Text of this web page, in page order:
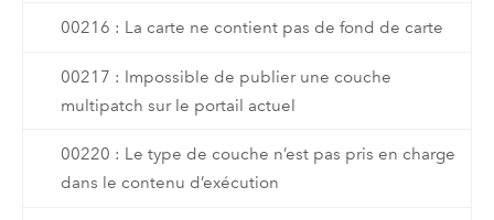
00216 : La carte ne contient pas de fond de carte
00217 : Impossible de publier une couche
multipatch sur le portail actuel
00220 : Le type de couche n’est pas pris en charge
dans le contenu d’exécution